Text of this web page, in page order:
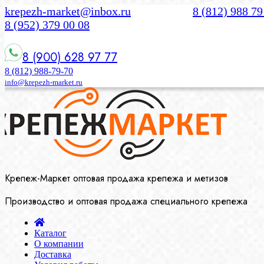
krepezh-market@inbox.ru
8 (812) 988
8 (952) 379 00 08
8 (900) 628 97 77
8 (812) 988-79-70
info@krepezh-market.ru
Крепеж-Маркет оптовая продажа крепежа и метизов
Производство и оптовая продажа специального крепежа
Каталог
О компании
Доставка